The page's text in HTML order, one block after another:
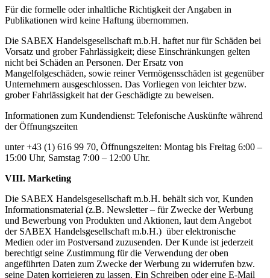
Für die formelle oder inhaltliche Richtigkeit der Angaben in
Publikationen wird keine Haftung übernommen.
Die SABEX Handelsgesellschaft m.b.H. haftet nur für Schäden bei
Vorsatz und grober Fahrlässigkeit; diese Einschränkungen gelten
nicht bei Schäden an Personen. Der Ersatz von
Mangelfolgeschäden, sowie reiner Vermögensschäden ist gegenüber
Unternehmern ausgeschlossen. Das Vorliegen von leichter bzw.
grober Fahrlässigkeit hat der Geschädigte zu beweisen.
Informationen zum Kundendienst: Telefonische Auskünfte während
der Öffnungszeiten
unter +43 (1) 616 99 70, Öffnungszeiten: Montag bis Freitag 6:00 –
15:00 Uhr, Samstag 7:00 – 12:00 Uhr.
VIII. Marketing
Die SABEX Handelsgesellschaft m.b.H. behält sich vor, Kunden
Informationsmaterial (z.B. Newsletter – für Zwecke der Werbung
und Bewerbung von Produkten und Aktionen, laut dem Angebot
der SABEX Handelsgesellschaft m.b.H.) über elektronische
Medien oder im Postversand zuzusenden. Der Kunde ist jederzeit
berechtigt seine Zustimmung für die Verwendung der oben
angeführten Daten zum Zwecke der Werbung zu widerrufen bzw.
seine Daten korrigieren zu lassen. Ein Schreiben oder eine E-Mail